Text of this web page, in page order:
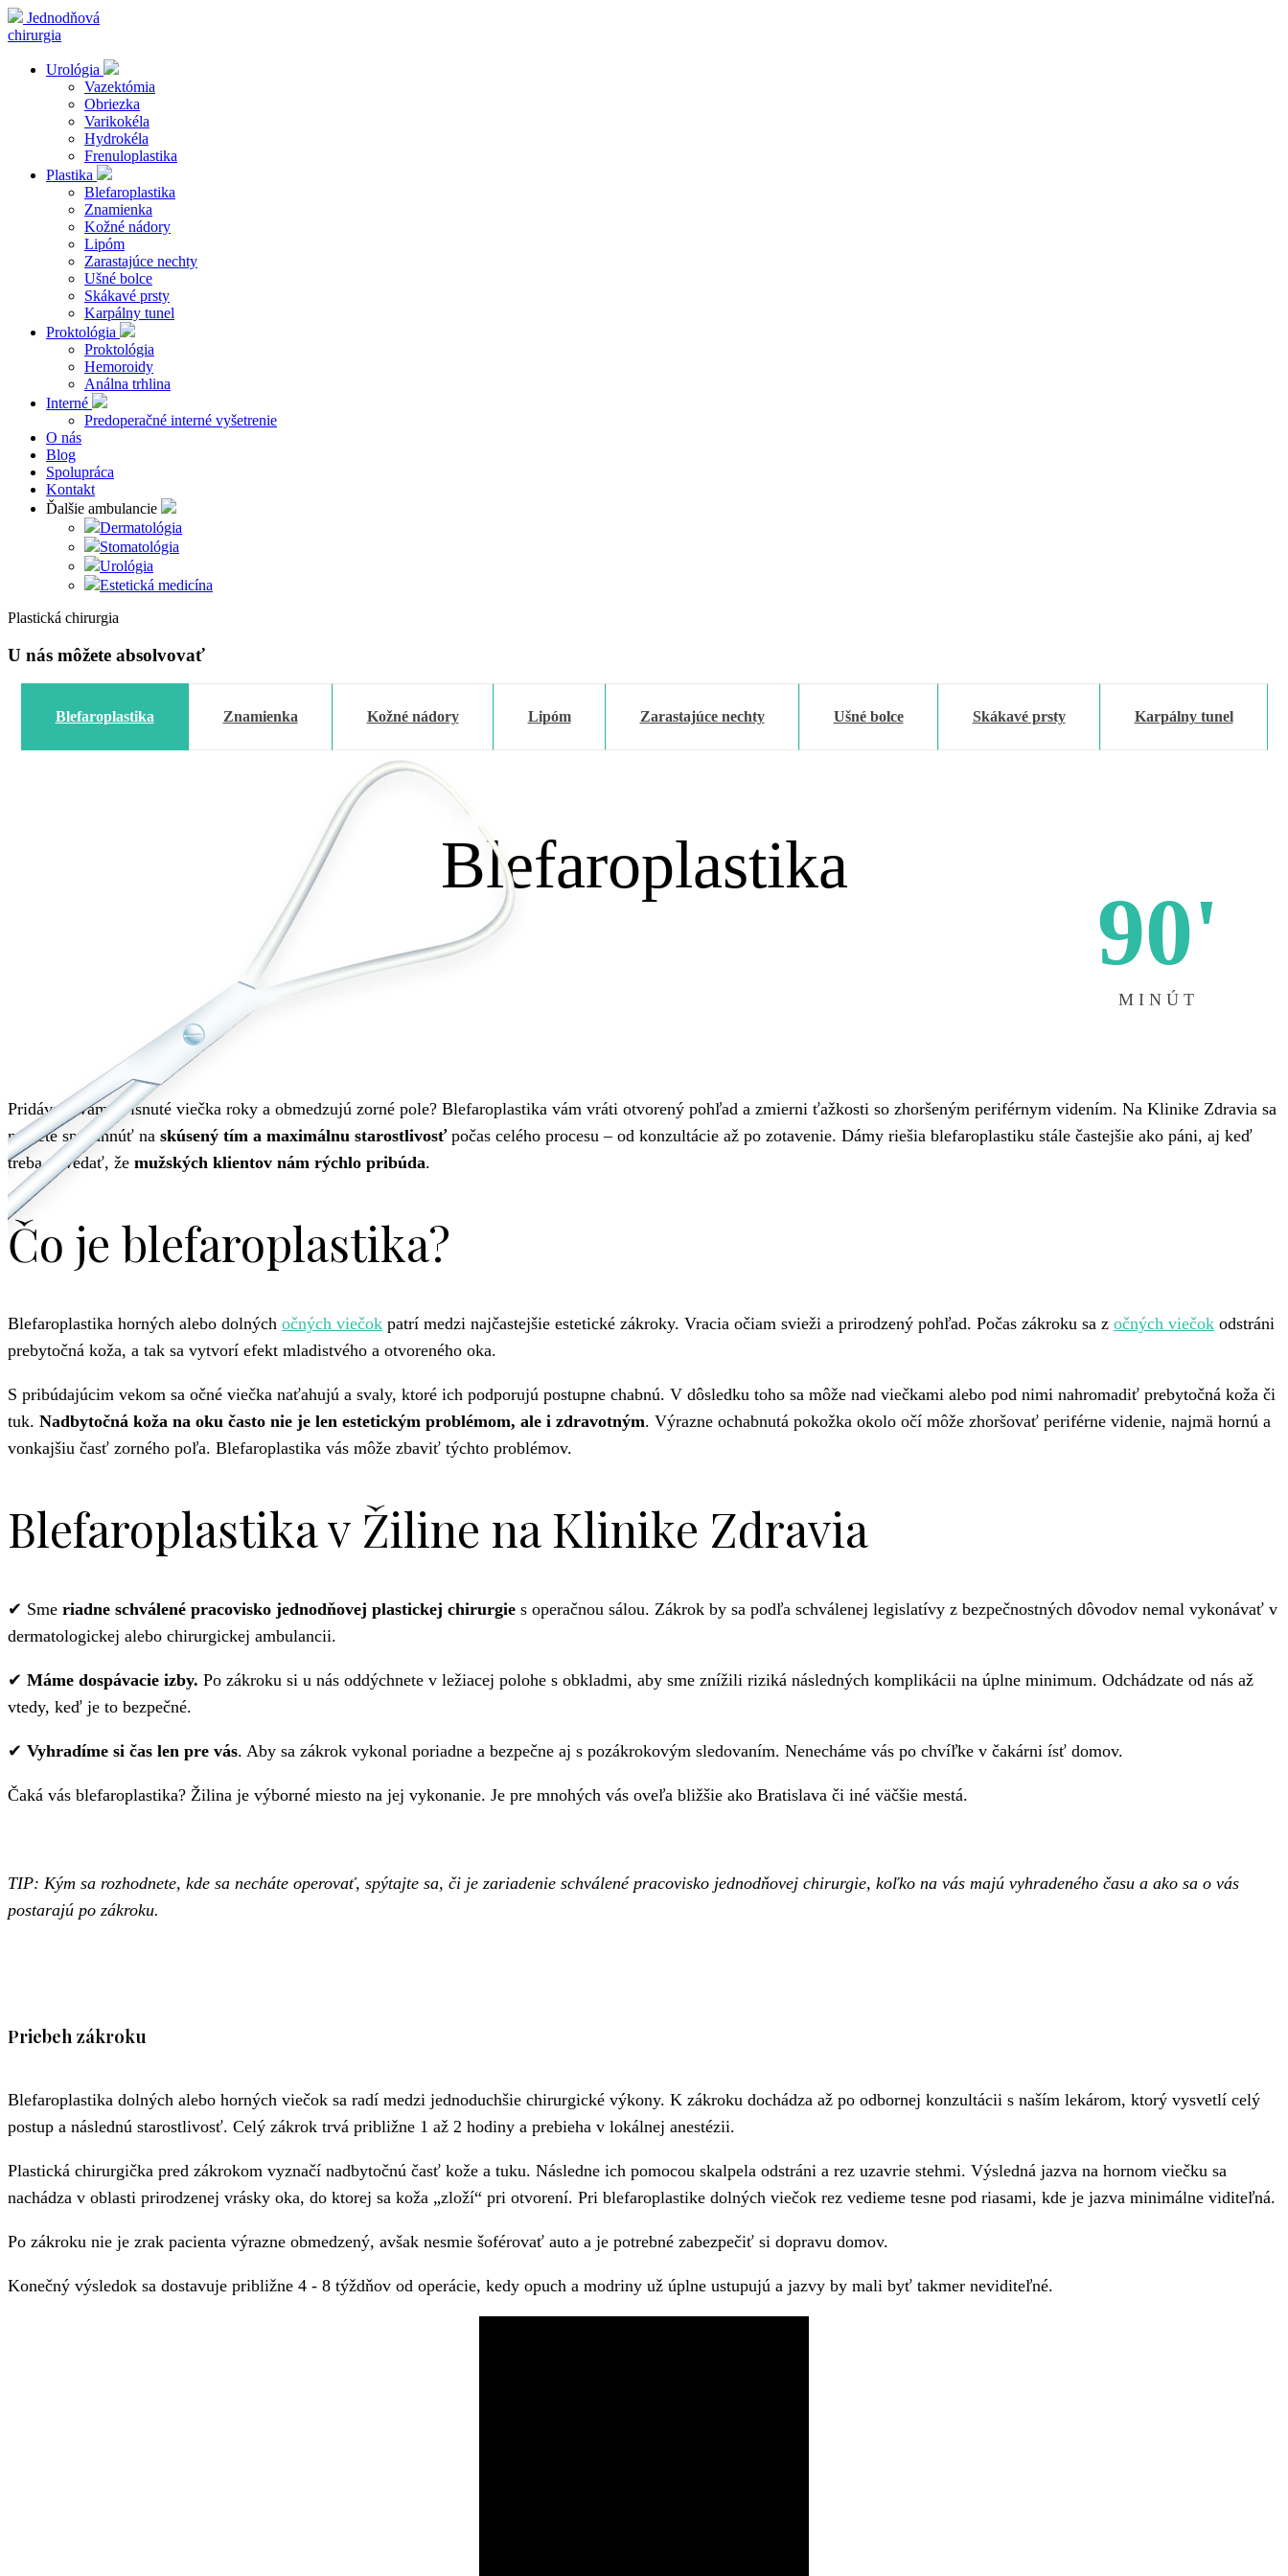
Jednodňová
chirurgia
Urológia
Vazektómia
Obriezka
Varikokéla
Hydrokéla
Frenuloplastika
Plastika
Blefaroplastika
Znamienka
Kožné nádory
Lipóm
Zarastajúce nechty
Ušné bolce
Skákavé prsty
Karpálny tunel
Proktológia
Proktológia
Hemoroidy
Análna trhlina
Interné
Predoperačné interné vyšetrenie
O nás
Blog
Spolupráca
Kontakt
Ďalšie ambulancie
Dermatológia
Stomatológia
Urológia
Estetická medicína
Plastická chirurgia
U nás môžete absolvovať
Blefaroplastika Znamienka Kožné nádory Lipóm Zarastajúce nechty Ušné bolce Skákavé prsty Karpálny tunel
Blefaroplastika
90'
MINÚT
Pridávajú vám ovisnuté viečka roky a obmedzujú zorné pole? Blefaroplastika vám vráti otvorený pohľad a zmierni ťažkosti so zhoršeným periférnym videním. Na Klinike Zdravia sa
môžete spoľahnúť na skúsený tím a maximálnu starostlivosťpočas celého procesu – od konzultácie až po zotavenie. Dámy riešia blefaroplastiku stále častejšie ako páni, aj keď
treba povedať, že mužských klientov nám rýchlo pribúda.
Čo je blefaroplastika?
Blefaroplastika horných alebo dolných očných viečok patrí medzi najčastejšie estetické zákroky. Vracia očiam svieži a prirodzený pohľad. Počas zákroku sa z očných viečok odstráni
prebytočná koža, a tak sa vytvorí efekt mladistvého a otvoreného oka.
S pribúdajúcim vekom sa očné viečka naťahujú a svaly, ktoré ich podporujú postupne chabnú. V dôsledku toho sa môže nad viečkami alebo pod nimi nahromadiť prebytočná koža či
tuk. Nadbytočná koža na oku často nie je len estetickým problémom, ale i zdravotným. Výrazne ochabnutá pokožka okolo očí môže zhoršovať periférne videnie, najmä hornú a
vonkajšiu časť zorného poľa. Blefaroplastika vás môže zbaviť týchto problémov.
Blefaroplastika v Žiline na Klinike Zdravia
✔ Sme riadne schválené pracovisko jednodňovej plastickej chirurgie s operačnou sálou. Zákrok by sa podľa schválenej legislatívy z bezpečnostných dôvodov nemal vykonávať v
dermatologickej alebo chirurgickej ambulancii.
✔ Máme dospávacie izby. Po zákroku si u nás oddýchnete v ležiacej polohe s obkladmi, aby sme znížili riziká následných komplikácii na úplne minimum. Odchádzate od nás až
vtedy, keď je to bezpečné.
✔ Vyhradíme si čas len pre vás. Aby sa zákrok vykonal poriadne a bezpečne aj s pozákrokovým sledovaním. Nenecháme vás po chvíľke v čakárni ísť domov.
Čaká vás blefaroplastika? Žilina je výborné miesto na jej vykonanie. Je pre mnohých vás oveľa bližšie ako Bratislava či iné väčšie mestá.
TIP: Kým sa rozhodnete, kde sa necháte operovať, spýtajte sa, či je zariadenie schválené pracovisko jednodňovej chirurgie, koľko na vás majú vyhradeného času a ako sa o vás
postarajú po zákroku.
Priebeh zákroku
Blefaroplastika dolných alebo horných viečok sa radí medzi jednoduchšie chirurgické výkony. K zákroku dochádza až po odbornej konzultácii s naším lekárom, ktorý vysvetlí celý
postup a následnú starostlivosť. Celý zákrok trvá približne 1 až 2 hodiny a prebieha v lokálnej anestézii.
Plastická chirurgička pred zákrokom vyznačí nadbytočnú časť kože a tuku. Následne ich pomocou skalpela odstráni a rez uzavrie stehmi. Výsledná jazva na hornom viečku sa
nachádza v oblasti prirodzenej vrásky oka, do ktorej sa koža „zloží“ pri otvorení. Pri blefaroplastike dolných viečok rez vedieme tesne pod riasami, kde je jazva minimálne viditeľná.
Po zákroku nie je zrak pacienta výrazne obmedzený, avšak nesmie šoférovať auto a je potrebné zabezpečiť si dopravu domov.
Konečný výsledok sa dostavuje približne 4 - 8 týždňov od operácie, kedy opuch a modriny už úplne ustupujú a jazvy by mali byť takmer neviditeľné.